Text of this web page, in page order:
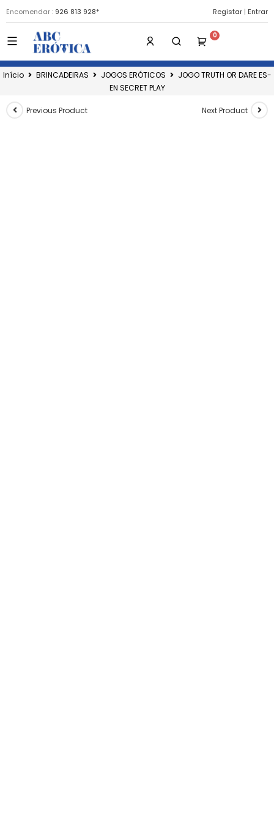
Encomendar : 926 813 928* Registar | Entrar
Início BRINCADEIRAS JOGOS ERÓTICOS
JOGO TRUTH OR DARE ES-
EN SECRET PLAY
Previous Product Next Product